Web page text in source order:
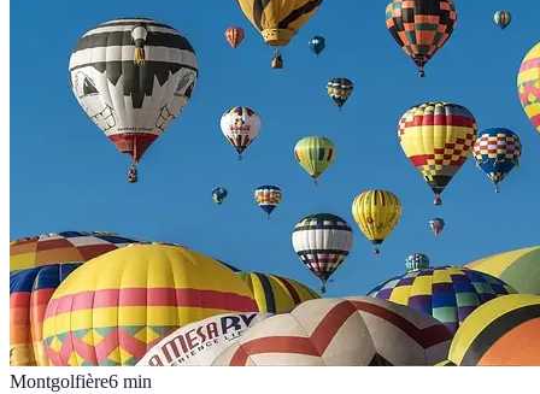
Montgolfière6 min